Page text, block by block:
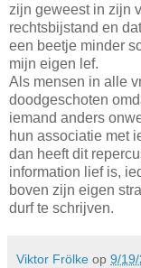
zijn geweest in zijn
rechtsbijstand en
een beetje minder
mijn eigen lef.
Als mensen in alle
doodgeschoten
iemand anders
hun associatie met
dan heeft dit
information lief is,
boven zijn eigen
durf te schrijven.
Viktor Frölke op 9/